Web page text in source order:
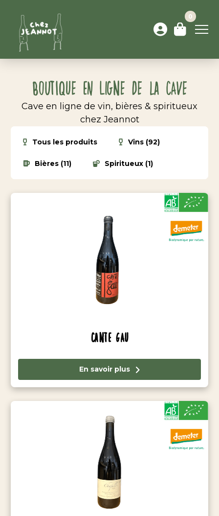
0
Boutique en ligne de la cave
Cave en ligne de vin, bières & spiritueux
chez Jeannot
Tous les produits Vins (92)
Bières (11) Spiritueux (1)
Cante Gau
En savoir plus